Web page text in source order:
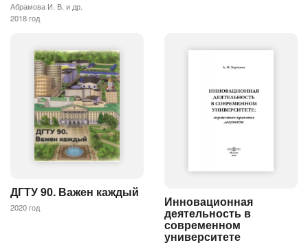
Абрамова И. В. и др.
2018 год
ДГТУ 90. Важен каждый
2020 год Инновационная
деятельность в
современном
университете